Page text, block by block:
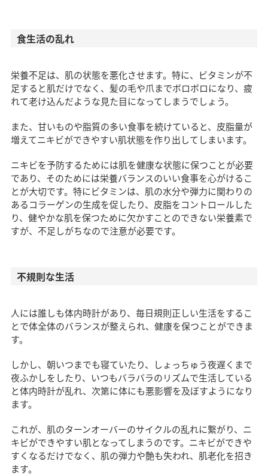
食生活の乱れ
栄養不足は、肌の状態を悪化させます。特に、ビタミンが不
足すると肌だけでなく、髪の毛や爪までボロボロになり、疲
れて老け込んだような見た目になってしまうでしょう。
また、甘いものや脂質の多い食事を続けていると、皮脂量が
増えてニキビができやすい肌状態を作り出してしまいます。
ニキビを予防するためには肌を健康な状態に保つことが必要
であり、そのためには栄養バランスのいい食事を心がけるこ
とが大切です。特にビタミンは、肌の水分や弾力に関わりの
あるコラーゲンの生成を促したり、皮脂をコントロールした
り、健やかな肌を保つために欠かすことのできない栄養素で
すが、不足しがちなので注意が必要です。
不規則な生活
人には誰しも体内時計があり、毎日規則正しい生活をするこ
とで体全体のバランスが整えられ、健康を保つことができま
す。
しかし、朝いつまでも寝ていたり、しょっちゅう夜遅くまで
夜ふかしをしたり、いつもバラバラのリズムで生活している
と体内時計が乱れ、次第に体にも悪影響を及ぼすようになり
ます。
これが、肌のターンオーバーのサイクルの乱れに繋がり、ニ
キビができやすい肌となってしまうのです。ニキビができや
すくなるだけでなく、肌の弾力や艶も失われ、肌老化を招き
ます。